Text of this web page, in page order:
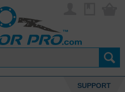
SUPPORT